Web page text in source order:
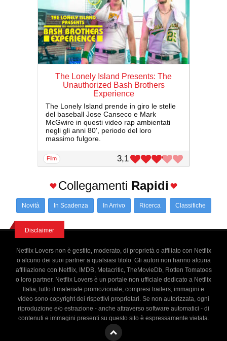
The Lonely Island Presents: The
Unauthorized Bash Brothers
Experience
The Lonely Island prende in giro le stelle
del baseball Jose Canseco e Mark
McGwire in questi video rap ambientati
negli gli anni 80', periodo del loro
massimo fulgore.
film 3,1
Collegamenti Rapidi
Novità In Scadenza In Arrivo Ricerca Classifiche
Disclaimer
Netflix Lovers non è gestito, moderato, di proprietà o affiliato con Netflix
o alcuno dei suoi partner a qualsiasi titolo. Gli autori non hanno alcuna
affiliazione con Netflix, IMDB, Metacritic, TheMovieDb, Rotten Tomatoes
o loro partner. Netflix Lovers è un portale non ufficiale dedicato a Netflix
Italia, tutto il materiale promozionale, compresi trailers, immagini e
video sono copyright dei rispettivi proprietari. Se non autorizzata, ogni
riproduzione e/o estrazione - anche attraverso software automatici - di
contenuti e immagini presenti su questo sito è espressamente vietata.